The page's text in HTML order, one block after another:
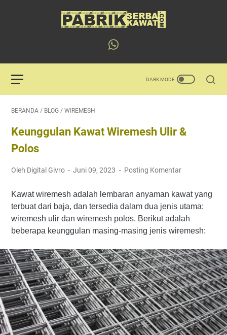
BERANDA / BLOG / WIREMESH
Keunggulan Kawat Wiremesh Ulir &
Polos
Oleh Digital Givro Juni 09, 2023 Posting Komentar
Kawat wiremesh adalah lembaran anyaman kawat yang
terbuat dari baja, dan tersedia dalam dua jenis utama:
wiremesh ulir dan wiremesh polos. Berikut adalah
beberapa keunggulan masing-masing jenis wiremesh: